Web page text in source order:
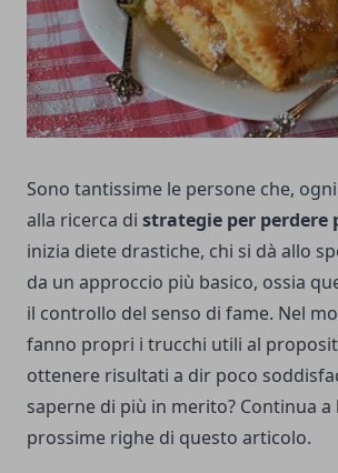
Sono tantissime le persone che,
alla ricerca di strategie per perdere
inizia diete drastiche, chi si dà allo
da un approccio più basico, ossia
il controllo del senso di fame. Nel
fanno propri i trucchi utili al
ottenere risultati a dir poco
saperne di più in merito? Continua a
prossime righe di questo articolo.